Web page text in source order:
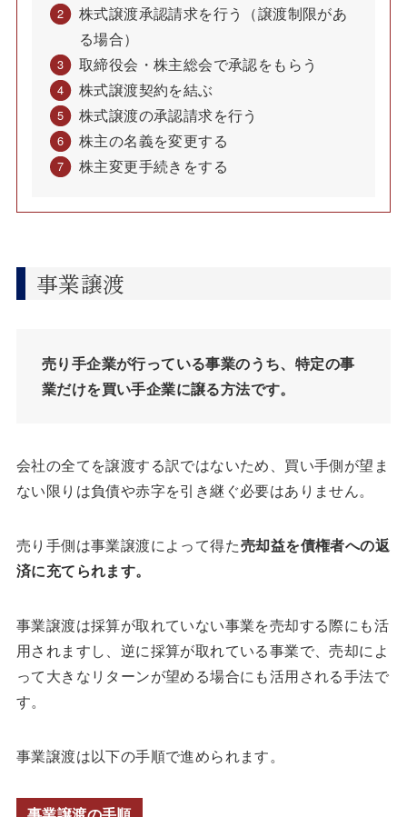
株式譲渡承認請求を行う（譲渡制限があ
る場合）
取締役会・株主総会で承認をもらう
株式譲渡契約を結ぶ
株式譲渡の承認請求を行う
株主の名義を変更する
株主変更手続きをする
事業譲渡
売り手企業が行っている事業のうち、特定の事
業だけを買い手企業に譲る方法です。
会社の全てを譲渡する訳ではないため、買い手側が望ま
ない限りは負債や赤字を引き継ぐ必要はありません。
売り手側は事業譲渡によって得た売却益を債権者への返
済に充てられます。
事業譲渡は採算が取れていない事業を売却する際にも活
用されますし、逆に採算が取れている事業で、売却によ
って大きなリターンが望める場合にも活用される手法で
す。
事業譲渡は以下の手順で進められます。